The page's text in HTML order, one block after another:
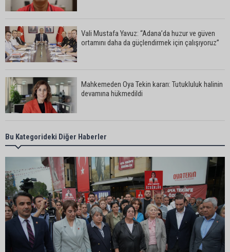
Vali Mustafa Yavuz: “Adana’da huzur ve güven
ortamını daha da güçlendirmek için çalışıyoruz”
Mahkemeden Oya Tekin kararı: Tutukluluk halinin
devamına hükmedildi
Adana’da taziye evinde silahlı kavga kamerada:
Çok sayıda polis ekibi olay yerine sevk edildi
Adana’da parktaki OED cihazını çalan şüpheli
tutuklandı
Seyhan’da fırın ve pastanelere hijyen denetimi
gerçekleştirildi
Bu Kategorideki Diğer Haberler